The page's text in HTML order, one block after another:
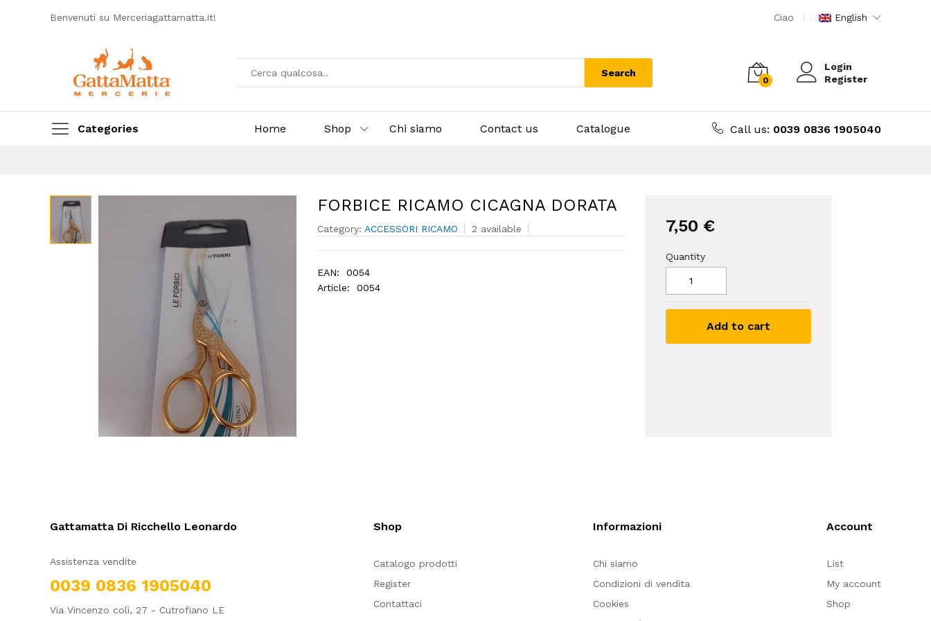
Benvenuti su Merceriagattamatta.it! Ciao English
Search
0
Login
Register
Categories Home Shop Chi siamo Contact us Catalogue Call us: 0039 0836 1905040
FORBICE RICAMO CICAGNA DORATA
Category: ACCESSORI RICAMO 2 available
EAN:
0054
Article:
0054
7,50 €
Quantity
Add to cart
Gattamatta Di Ricchello Leonardo
Assistenza vendite
0039 0836 1905040
Via Vincenzo colì, 27 - Cutrofiano LE
Shop
Catalogo prodotti
Register
Contattaci
Informazioni
Chi siamo
Condizioni di vendita
Cookies
Account
List
My account
Shop